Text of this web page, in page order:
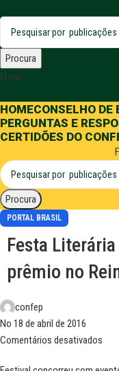
Procura
Menu
HOMECONSELHO DE
PERGUNTAS E
CERTIDÕES DO
Procura
PORTAL BRASIL
Festa
prêmio no
confep
No 18 de abril de 2016
Comentários desativados